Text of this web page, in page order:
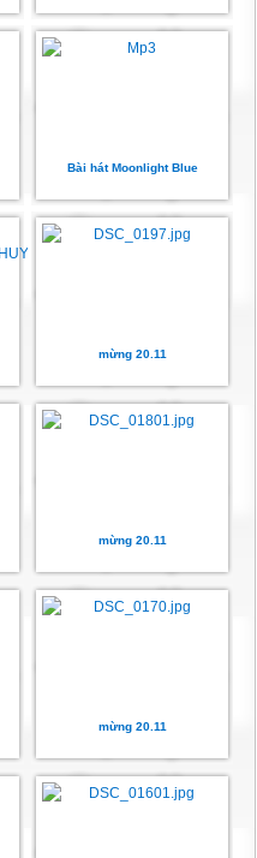
Bài hát Moonlight Blue
mừng 20.11
mừng 20.11
mừng 20.11